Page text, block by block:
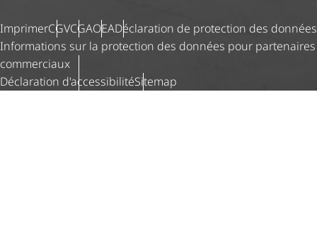
ImprimerCGVCGAOEADéclaration de protection des données
Informations sur la protection des données pour partenaires
commerciaux
Déclaration d'ac­ces­si­bi­litéSitemap